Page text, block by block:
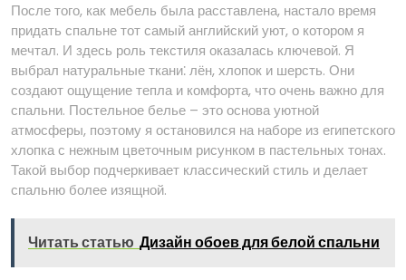
После того, как мебель была расставлена, настало время
придать спальне тот самый английский уют, о котором я
мечтал. И здесь роль текстиля оказалась ключевой. Я
выбрал натуральные ткани⁚ лён, хлопок и шерсть. Они
создают ощущение тепла и комфорта, что очень важно для
спальни. Постельное белье – это основа уютной
атмосферы, поэтому я остановился на наборе из египетского
хлопка с нежным цветочным рисунком в пастельных тонах.
Такой выбор подчеркивает классический стиль и делает
спальню более изящной.
Читать статью Дизайн обоев для белой спальни